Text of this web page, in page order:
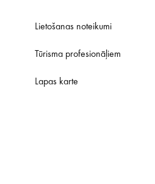
Lietošanas noteikumi
Tūrisma profesionāļiem
Lapas karte